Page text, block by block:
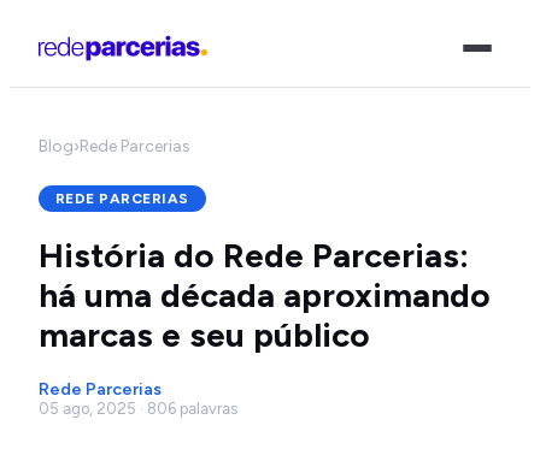
Blog›Rede Parcerias
REDE PARCERIAS
História do Rede Parcerias:
há uma década aproximando
marcas e seu público
Rede Parcerias
05 ago, 2025 · 806 palavras